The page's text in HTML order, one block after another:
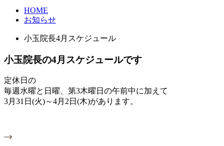
HOME
お知らせ
小玉院長4月スケジュール
小玉院長の4月スケジュールです
定休日の
毎週水曜と日曜、第3木曜日の午前中に加えて
3月31日(火)～4月2日(木)があります。